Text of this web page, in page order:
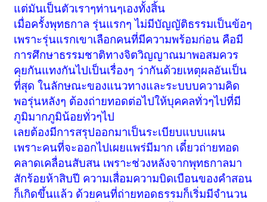
แต่มันเป็นตัวเราๆท่านๆเองทั้งสิ้น
เมื่อครั้งพุทธกาล รุ่นแรกๆ ไม่มีบัญญัติธรรมเป็นข้อๆ
เพราะรุ่นแรกเขาเลือกคนที่มีความพร้อมก่อน คือมี
การศึกษาธรรมชาติทางจิตวิญญาณมาพอสมควร
คุยกันแทงกันไปเป็นเรื่องๆ ว่ากันด้วยเหตุผลอันเป็น
ที่สุด ในลักษณะของแนวทางและระบบบความคิด
พอรุ่นหลังๆ ต้องถ่ายทอดต่อไปให้บุคคลทั่วๆไปที่มี
ภูมิมากภูมิน้อยทั่วๆไป
เลยต้องมีการสรุปออกมาเป็นระเบียบแบบแผน
เพราะคนที่จะออกไปเผยแพร่มีมาก เดี๋ยวถ่ายทอด
คลาดเคลื่อนสับสน เพราะช่วงหลังจากพุทธกาลมา
สักร้อยห้าสิบปี ความเสื่อมความบิดเบือนของคำสอน
ก็เกิดขึ้นแล้ว ด้วยคนที่ถ่ายทอดธรรมก็เริ่มมีจำนวน